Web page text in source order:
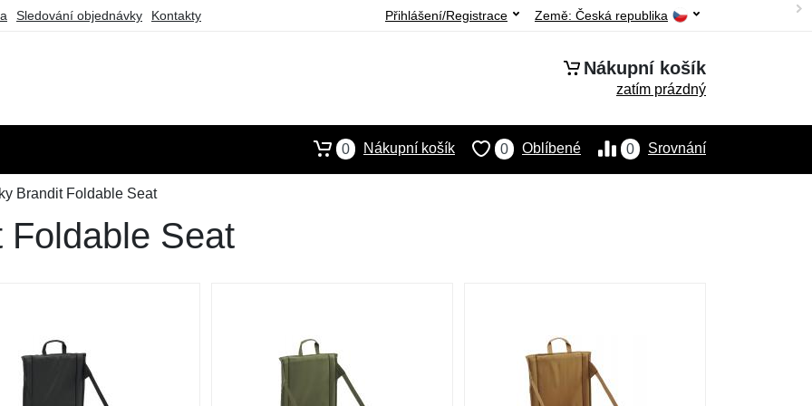
Sledování objednávky Kontakty Země: Česká republika
Přihlášení/Registrace
Nákupní košík
zatím prázdný
0 Srovnání
0 Oblíbené
0 Nákupní košík
Brandit Foldable Seat
Foldable Seat